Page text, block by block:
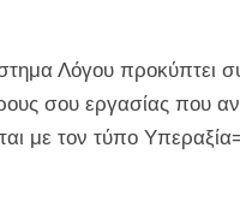
Λόγου προκύπτει
σου εργασίας που
με τον τύπο